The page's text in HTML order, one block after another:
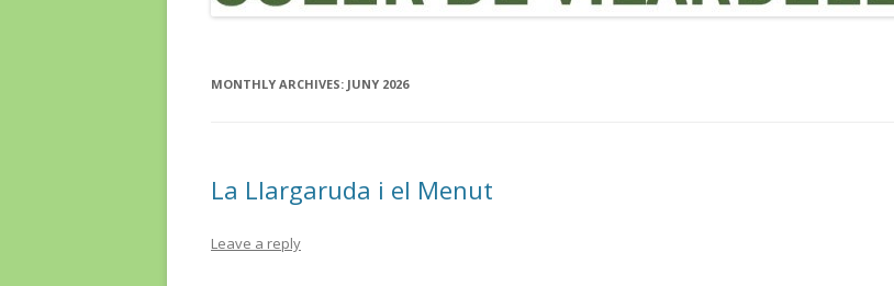
MONTHLY ARCHIVES: JUNY 2026
La Llargaruda i el Menut
Leave a reply